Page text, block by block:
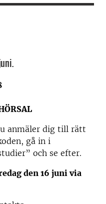
anmäler dig till rätt
gå in i
och se efter.
den 16 juni via